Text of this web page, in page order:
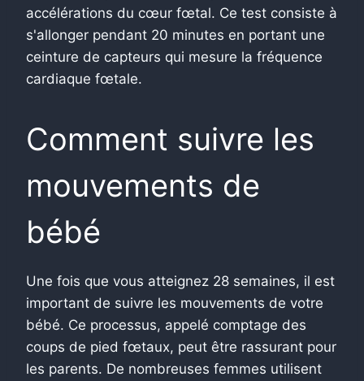
accélérations du cœur fœtal. Ce test consiste à
s'allonger pendant 20 minutes en portant une
ceinture de capteurs qui mesure la fréquence
cardiaque fœtale.
Comment suivre les
mouvements de
bébé
Une fois que vous atteignez 28 semaines, il est
important de suivre les mouvements de votre
bébé. Ce processus, appelé comptage des
coups de pied fœtaux, peut être rassurant pour
les parents. De nombreuses femmes utilisent